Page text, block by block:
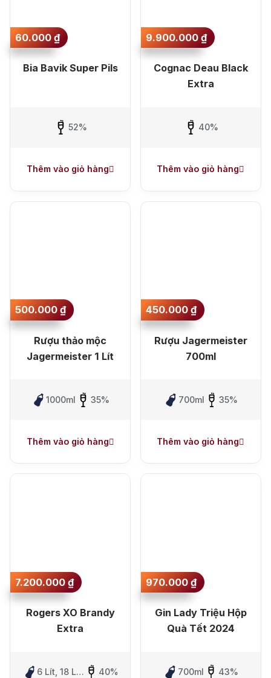
60.000₫
Bia Bavik Super Pils
52%
Thêm vào giỏ hàng
9.900.000₫
Cognac Deau Black
Extra
40%
Thêm vào giỏ hàng
500.000₫
Rượu thảo mộc
Jagermeister 1 Lít
1000ml 35%
Thêm vào giỏ hàng
450.000₫
Rượu Jagermeister
700ml
700ml 35%
Thêm vào giỏ hàng
7.200.000₫
Rogers XO Brandy
Extra
6 Lít, 18 Lít,
40%
970.000₫
Gin Lady Triệu Hộp
Quà Tết 2024
700ml 43%